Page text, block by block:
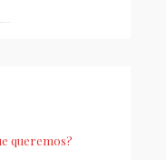
queremos?